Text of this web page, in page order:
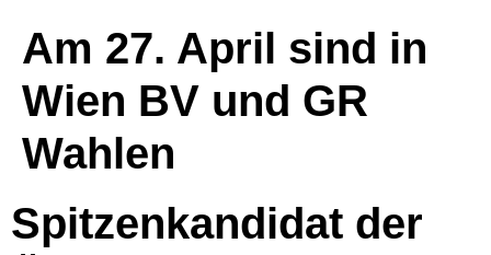
Am 27. April sind in
Wien BV und GR
Wahlen
Spitzenkandidat der